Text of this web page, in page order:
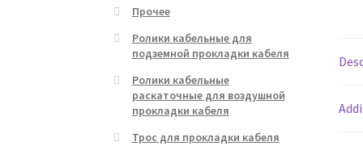
Кабельные лебедки Кабельные лебедки
Кабельные лебедки: эффективные
Прочее
Ролики кабельные для
подземной прокладки кабеля
Ролики кабельные
раскаточные для воздушной
прокладки кабеля
Трос для прокладки кабеля